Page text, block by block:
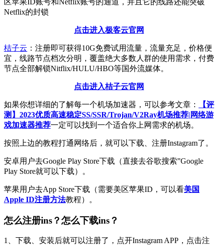
区苹果ID账号和Netflix账号的通道，并且它的线路还能突破
Netflix的封锁
点击进入极客云官网
桔子云 ：注册即可获得10G免费试用流量，流量充足，价格便
宜，线路节点档次分明，覆盖绝大多数人群的使用需求，付费
节点全部解锁Nitflix/HULU/HBO等国外流媒体。
点击进入桔子云官网
如果你想详细的了解每一个机场加速器，可以参考文章：
【评
测】2023优质高速稳定SS/SSR/Trojan/V2Ray机场推荐|网络游
戏加速器推荐一定可以找到一个适合你上网需求的机场。
按照上边的教程打通网络后，就可以下载、注册Instagram了。
安卓用户去Google Play Store下载（直接去谷歌搜索”Google
Play Store就可以下载）。
苹果用户去App Store下载（需要美区苹果ID，可以看美国
Apple ID注册方法教程）。
怎么注册ins？怎么下载ins？
1、下载、安装后就可以注册了，点开Instagram APP，点击注